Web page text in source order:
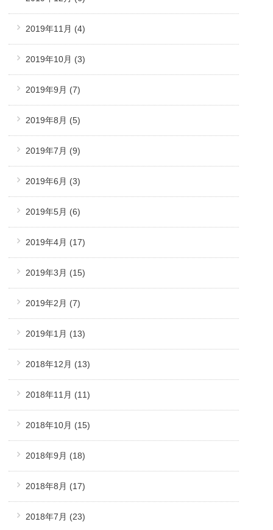
2019年11月 (4)
2019年10月 (3)
2019年9月 (7)
2019年8月 (5)
2019年7月 (9)
2019年6月 (3)
2019年5月 (6)
2019年4月 (17)
2019年3月 (15)
2019年2月 (7)
2019年1月 (13)
2018年12月 (13)
2018年11月 (11)
2018年10月 (15)
2018年9月 (18)
2018年8月 (17)
2018年7月 (23)